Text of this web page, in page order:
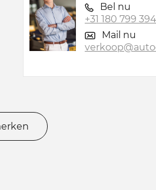
Bel nu
+31 180 799 394
Mail nu